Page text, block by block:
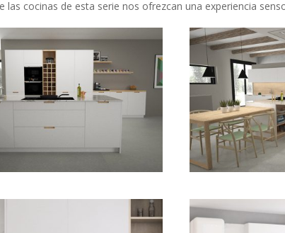
cocinas de esta serie nos ofrezcan una experiencia